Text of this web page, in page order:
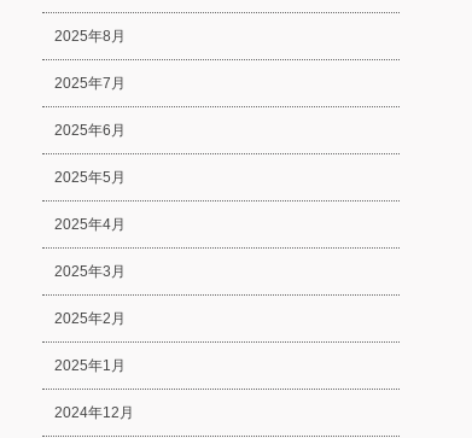
2025年8月
2025年7月
2025年6月
2025年5月
2025年4月
2025年3月
2025年2月
2025年1月
2024年12月